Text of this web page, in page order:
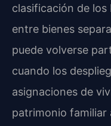
clasificación de
entre bienes
puede volverse
cuando los
asignaciones de
patrimonio familiar